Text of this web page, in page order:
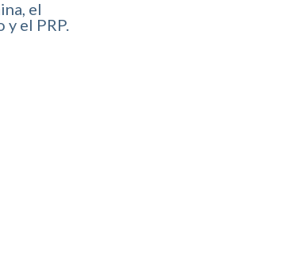
el
y el PRP.